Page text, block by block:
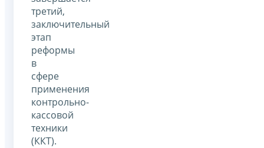
третий,
заключительный
этап
реформы
в
сфере
применения
контрольно-
кассовой
техники
(ККТ).